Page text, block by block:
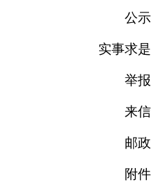
公示
实事求
举
来
邮
附件